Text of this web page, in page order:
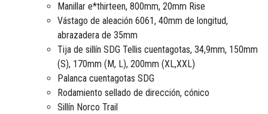
Manillar e*thirteen, 800mm, 20mm Rise
Vástago de aleación 6061, 40mm de longitud,
abrazadera de 35mm
Tija de sillín SDG Tellis cuentagotas, 34,9mm, 150mm
(S), 170mm (M, L), 200mm (XL,XXL)
Palanca cuentagotas SDG
Rodamiento sellado de dirección, cónico
Sillín Norco Trail